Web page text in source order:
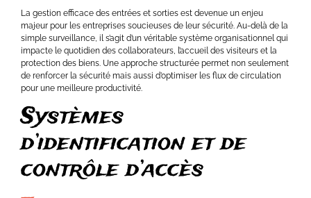
La gestion efficace des entrées et sorties est devenue un enjeu
majeur pour les entreprises soucieuses de leur sécurité. Au-delà de la
simple surveillance, il s’agit d’un véritable système organisationnel qui
impacte le quotidien des collaborateurs, l’accueil des visiteurs et la
protection des biens. Une approche structurée permet non seulement
de renforcer la sécurité mais aussi d’optimiser les flux de circulation
pour une meilleure productivité.
Systèmes
d’identification et de
contrôle d’accès